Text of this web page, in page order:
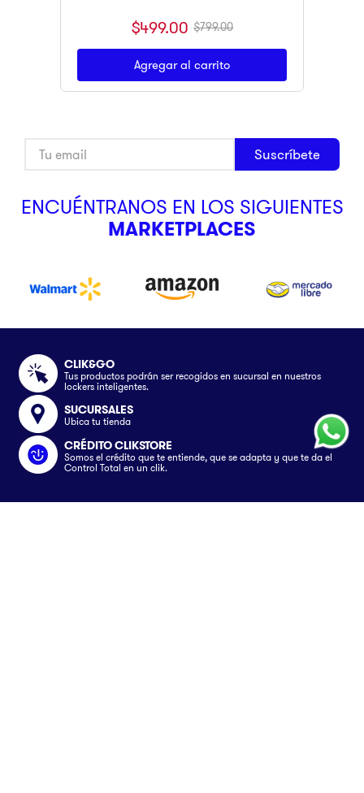
$499.00 $799.00
Agregar al carrito
Suscríbete
ENCUÉNTRANOS EN LOS SIGUIENTES
MARKETPLACES
CLIK&GO
Tus productos podrán ser recogidos en sucursal en nuestros
lockers inteligentes.
SUCURSALES
Ubica tu tienda
CRÉDITO CLIKSTORE
Somos el crédito que te entiende, que se adapta y que te da el
Control Total en un clik.